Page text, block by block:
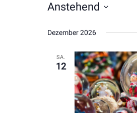
Anstehend
wählen.
Dezember 2026
SA.
12